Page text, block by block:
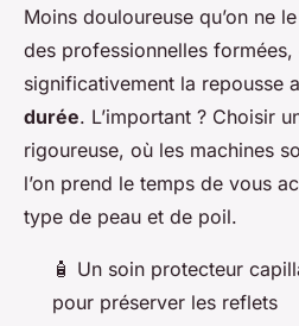
Moins douloureuse qu’on ne
des professionnelles
significativement la repousse
durée. L’important ? Choisir
rigoureuse, où les machines
l’on prend le temps de vous
type de peau et de poil.
🧴 Un soin protecteur
pour préserver les reflets